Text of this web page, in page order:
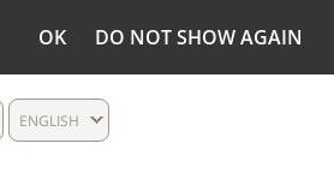
OK DO NOT SHOW AGAIN
ENGLISH